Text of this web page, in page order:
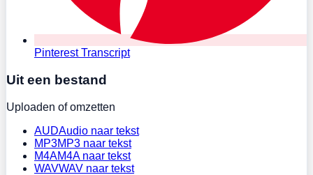
Pinterest Transcript
Uit een bestand
Uploaden of omzetten
AUDAudio naar tekst
MP3MP3 naar tekst
M4AM4A naar tekst
WAVWAV naar tekst